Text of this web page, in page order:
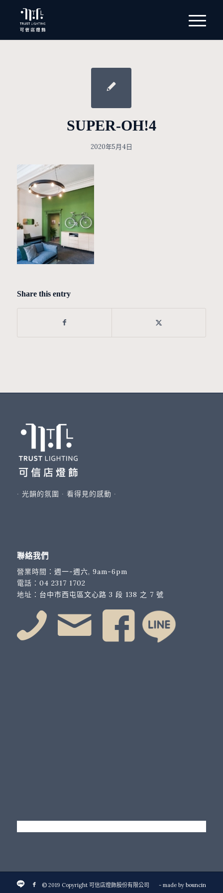
SUPER-OH!4
2020年5月4日
Share this entry
∙ 光韻的氛圍 ∙ 看得見的感動 ∙
聯絡我們
營業時間： 週一-週六, 9am-6pm
電話： 04 2317 1702
地址： 台中市西屯區文心路 3 段 138 之 7 號
© 2019 Copyright 可信店燈飾股份有限公司 - made bybouncin